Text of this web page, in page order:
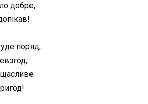
добре,
поряд,